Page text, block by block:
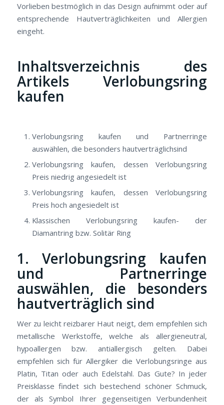
Vorlieben bestmöglich in das Design aufnimmt oder auf
entsprechende Hautverträglichkeiten und Allergien
eingeht.
Inhaltsverzeichnis des
Artikels Verlobungsring
kaufen
Verlobungsring kaufen und Partnerringe
auswählen, die besonders hautverträglichsind
Verlobungsring kaufen, dessen Verlobungsring
Preis niedrig angesiedelt ist
Verlobungsring kaufen, dessen Verlobungsring
Preis hoch angesiedelt ist
Klassischen Verlobungsring kaufen- der
Diamantring bzw. Solitär Ring
1. Verlobungsring kaufen
und Partnerringe
auswählen, die besonders
hautverträglich sind
Wer zu leicht reizbarer Haut neigt, dem empfehlen sich
metallische Werkstoffe, welche als allergieneutral,
hypoallergen bzw. antiallergisch gelten. Dabei
empfehlen sich für Allergiker die Verlobungsringe aus
Platin, Titan oder auch Edelstahl. Das Gute? In jeder
Preisklasse findet sich bestechend schöner Schmuck,
der als Symbol Ihrer gegenseitigen Verbundenheit